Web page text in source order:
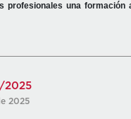
profesionales una
2025
2025